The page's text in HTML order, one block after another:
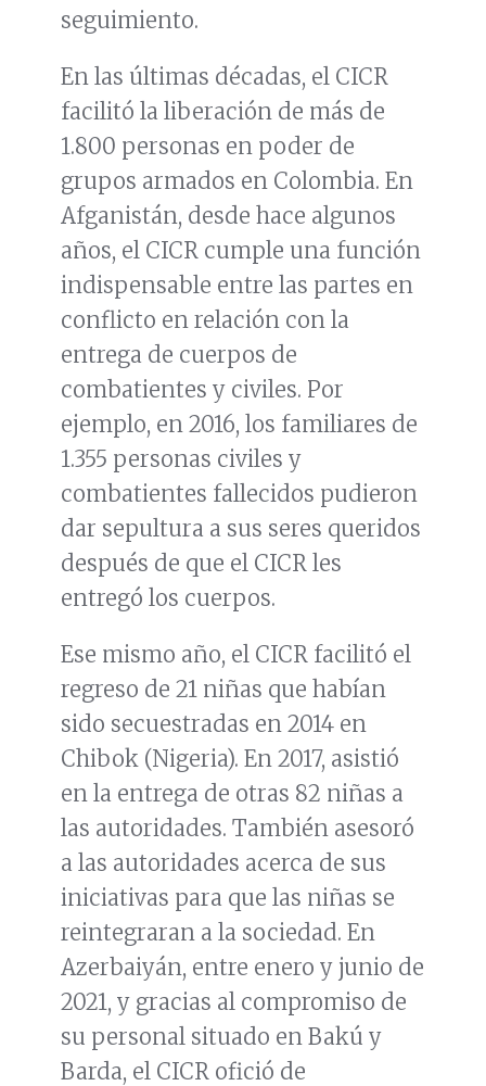
seguimiento.
En las últimas décadas, el CICR
facilitó la liberación de más de
1.800 personas en poder de
grupos armados en Colombia. En
Afganistán, desde hace algunos
años, el CICR cumple una función
indispensable entre las partes en
conflicto en relación con la
entrega de cuerpos de
combatientes y civiles. Por
ejemplo, en 2016, los familiares de
1.355 personas civiles y
combatientes fallecidos pudieron
dar sepultura a sus seres queridos
después de que el CICR les
entregó los cuerpos.
Ese mismo año, el CICR facilitó el
regreso de 21 niñas que habían
sido secuestradas en 2014 en
Chibok (Nigeria). En 2017, asistió
en la entrega de otras 82 niñas a
las autoridades. También asesoró
a las autoridades acerca de sus
iniciativas para que las niñas se
reintegraran a la sociedad. En
Azerbaiyán, entre enero y junio de
2021, y gracias al compromiso de
su personal situado en Bakú y
Barda, el CICR ofició de